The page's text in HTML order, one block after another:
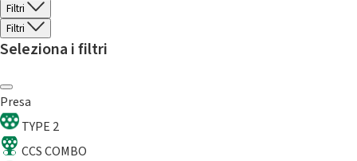
Filtri
Filtri
Seleziona i filtri
Presa
TYPE 2
CCS COMBO